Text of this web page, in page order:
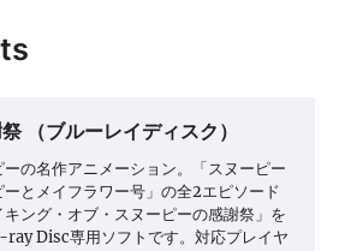
（ブルーレイディスク）
の名作アニメーション。「スヌーピー
とメイフラワー号」の全2エピソード
ング・オブ・スヌーピーの感謝祭」を
Disc専用ソフトです。対応プレイヤ